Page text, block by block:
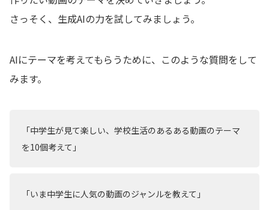
さっそく、生成AIの力を試してみましょう。
AIにテーマを考えてもらうために、このような質問をして
みます。
「中学生が見て楽しい、学校生活のあるある動画のテーマ
を10個考えて」
「いま中学生に人気の動画のジャンルを教えて」